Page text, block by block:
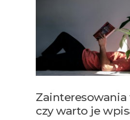
Zainteresowania
czy warto je